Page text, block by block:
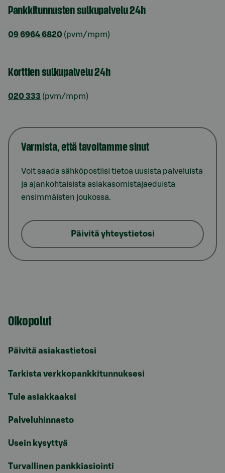
Pankkitunnusten sulkupalvelu 24h
09 6964 6820 (pvm/mpm)
Korttien sulkupalvelu 24h
020 333 (pvm/mpm)
Varmista, että tavoitamme sinut
Voit saada sähköpostiisi tietoa uusista palveluista
ja ajankohtaisista asiakasomistajaeduista
ensimmäisten joukossa.
Päivitä yhteystietosi
Oikopolut
Päivitä asiakastietosi
Tarkista verkkopankkitunnuksesi
Tule asiakkaaksi
Palveluhinnasto
Usein kysyttyä
Turvallinen pankkiasiointi